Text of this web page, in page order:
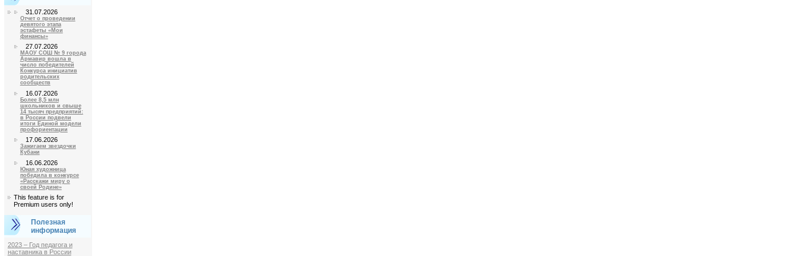
31.07.2026
Отчет о проведении
девятого этапа
эстафеты «Мои
финансы»
27.07.2026
МАОУ СОШ № 9 города
Армавир вошла в
число победителей
Конкурса инициатив
родительских
сообществ
16.07.2026
Более 8,5 млн
школьников и свыше
14 тысяч предприятий:
в России подвели
итоги Единой модели
профориентации
17.06.2026
Зажигаем звездочки
Кубани
16.06.2026
Юная художница
победила в конкурсе
«Расскажи миру о
своей Родине»
This feature is for
Premium users only!
Полезная
информация
2023 – Год педагога и
наставника в России